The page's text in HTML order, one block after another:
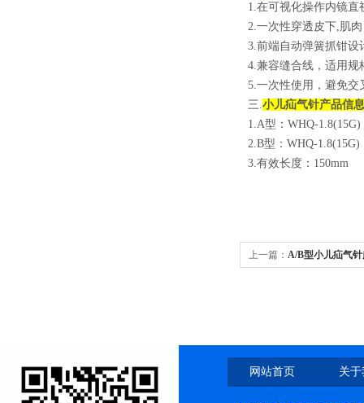
1.在可视化操作内镜直
2.一次性穿透皮下,肌
3.前端自动弹簧抓钳设
4.兼容缝合线，适用规
5.一次性使用，避免交
三.小儿疝气针产品信息
1.A型：WHQ-
2.B型：WHQ-
3.有效长度：150mm
上一篇： A/B型小儿疝气
网站首页 关